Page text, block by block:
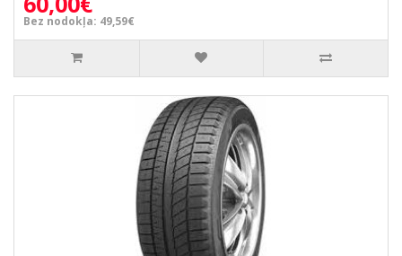
Bez nodokļa: 49,59€